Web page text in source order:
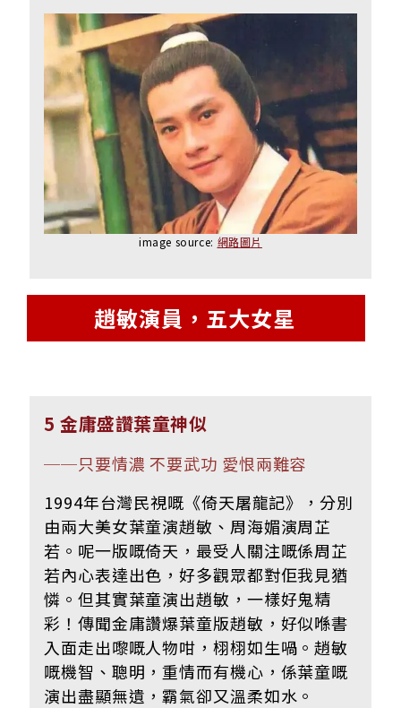
image source: 網路圖片
趙敏演員，五大女星
5 金庸盛讚葉童神似
──只要情濃 不要武功 愛恨兩難容
1994年台灣民視嘅《倚天屠龍記》，分別
由兩大美女葉童演趙敏、周海媚演周芷
若。呢一版嘅倚天，最受人關注嘅係周芷
若內心表達出色，好多觀眾都對佢我見猶
憐。但其實葉童演出趙敏，一樣好鬼精
彩！傳聞金庸讚爆葉童版趙敏，好似喺書
入面走出嚟嘅人物咁，栩栩如生喎。趙敏
嘅機智、聰明，重情而有機心，係葉童嘅
演出盡顯無遺，霸氣卻又溫柔如水。